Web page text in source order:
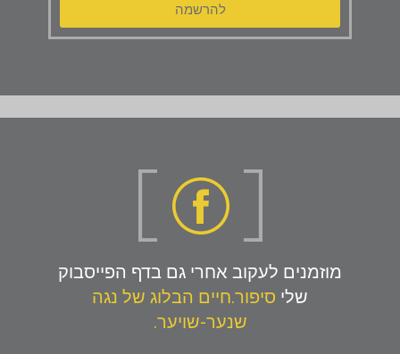
להרשמה
מוזמנים לעקוב אחרי גם בדף הפייסבוק
שלי סיפור.חיים הבלוג של נגה
שנער-שויער.